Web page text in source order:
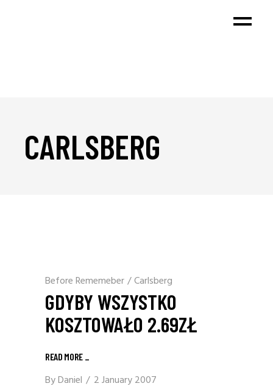
CARLSBERG
Before Rememeber/Carlsberg
GDYBY WSZYSTKO
KOSZTOWAŁO 2.69ZŁ
READ MORE
ByDaniel 2 January 2007